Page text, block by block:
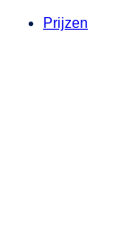
Prijzen